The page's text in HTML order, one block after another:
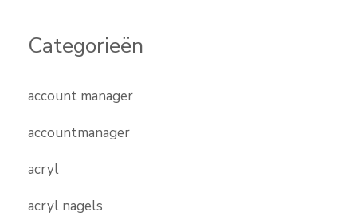
Categorieën
account manager
accountmanager
acryl
acryl nagels